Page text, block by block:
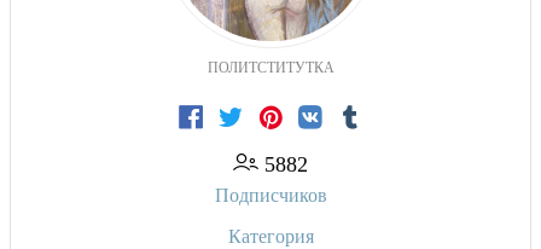
ПОЛИТСТИТУТКА
5882
Подписчиков
Категория